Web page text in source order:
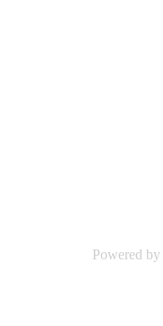
Powered by